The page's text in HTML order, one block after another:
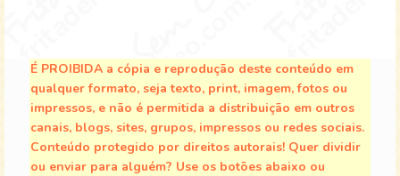
É PROIBIDA a cópia e reprodução deste conteúdo em
qualquer formato, seja texto, print, imagem, fotos ou
impressos, e não é permitida a distribuição em outros
canais, blogs, sites, grupos, impressos ou redes sociais.
Conteúdo protegido por direitos autorais! Quer dividir
ou enviar para alguém? Use os botões abaixo ou